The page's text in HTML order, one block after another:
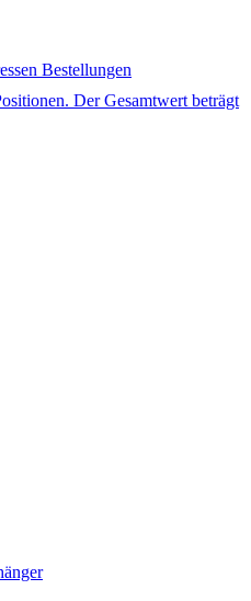
Bestellungen
Der Gesamtwert beträgt